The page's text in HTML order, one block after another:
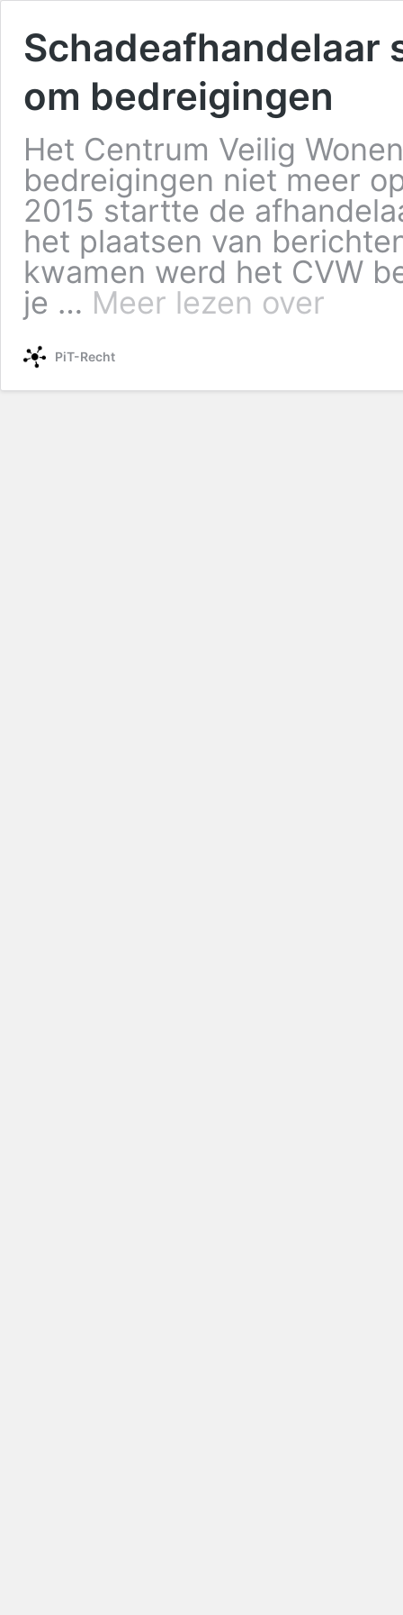
Schadeafhandelaar
om bedreigingen
Het Centrum Veilig
bedreigingen niet meer
2015 startte de
het plaatsen van
kwamen werd het CVW
je … Meer lezen over
PiT-Recht